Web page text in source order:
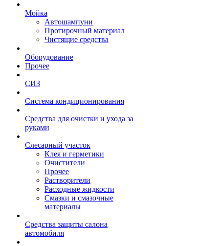
Мойка
Автошампуни
Протирочный материал
Чистящие средства
Оборудование
Прочее
СИЗ
Система кондиционирования
Средства для очистки и ухода за
руками
Слесарный участок
Клея и герметики
Очистители
Прочее
Растворители
Расходные жидкости
Смазки и смазочные
материалы
Средства защиты салона
автомобиля